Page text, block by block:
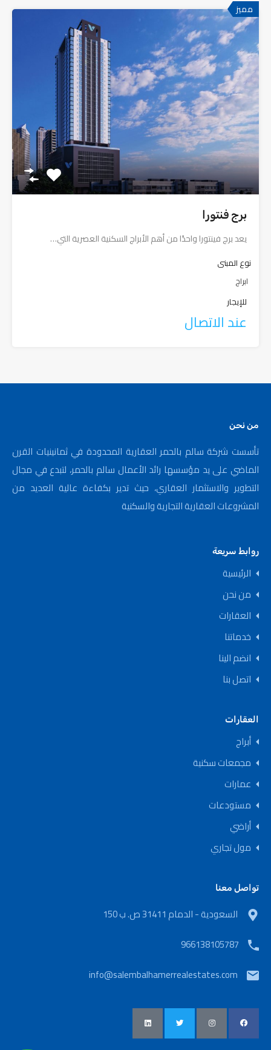
مميز
برج فنتورا
يعد برج فينتورا واحدًا من أهم الأبراج السكنية العصرية التي…
نوع المبنى
ابراج
للإيجار
عند الاتصال
من نحن
تأسست شركة سالم بالحمر العقارية المحدودة في ثمانينيات القرن
الماضي على يد مؤسسها رائد الأعمال سالم بالحمر، لتبدع في مجال
التطوير والاستثمار العقاري، حيث تدير بكفاءة عالية العديد من
المشروعات العقارية التجارية والسكنية
روابط سريعة
الرئيسية
من نحن
العقارات
خدماتنا
انضم الينا
اتصل بنا
العقارات
أبراج
مجمعات سكنية
عمارات
مستودعات
أراضي
مول تجاري
تواصل معنا
السعودية - الدمام 31411 ص. ب 150
966138105787
info@salembalhamerrealestates.com